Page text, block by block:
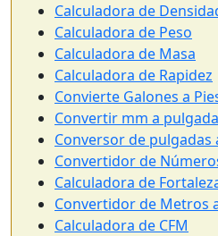
Calculadora de
Calculadora de Peso
Calculadora de Masa
Calculadora de Rapidez
Convierte Galones a
Convertir mm a
Conversor de pulgadas
Convertidor de
Calculadora de
Convertidor de Metros
Calculadora de CFM